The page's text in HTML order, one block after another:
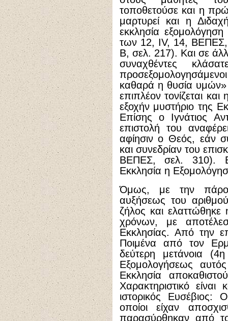
τοποθετούσε και η
μαρτυρεί και η
εκκλησία
των 12, IV, 14, ΒΕΠΕΣ,
Β, σελ. 217). Και σε
συναχθέντες
καθαρά η θυσία
επιπλέον τονίζεται
εξοχήν μυστήριο της
Επίσης ο Ιγνάτιος
επιστολή του
αφίησιν ο Θεός, εάν
και συνεδρίαν του
ΒΕΠΕΣ, σελ. 310).
Εκκλησία η
Όμως, με την
αυξήσεως του
ζήλος και
χρόνων, με
Εκκλησίας. Από την
Ποιμένα από τον
δεύτερη μετάνοια
Εξομολογήσεως
Εκκλησία
Χαρακτηριστικό
ιστορικός
οποίοι είχαν
παρασύρθηκαν από